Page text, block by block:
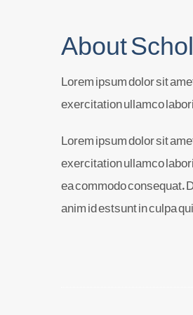
About
Lorem ipsum dolor sit
exercitation ullamco
Lorem ipsum dolor sit
exercitation ullamco
ea commodo consequat.
anim id estsunt in culpa